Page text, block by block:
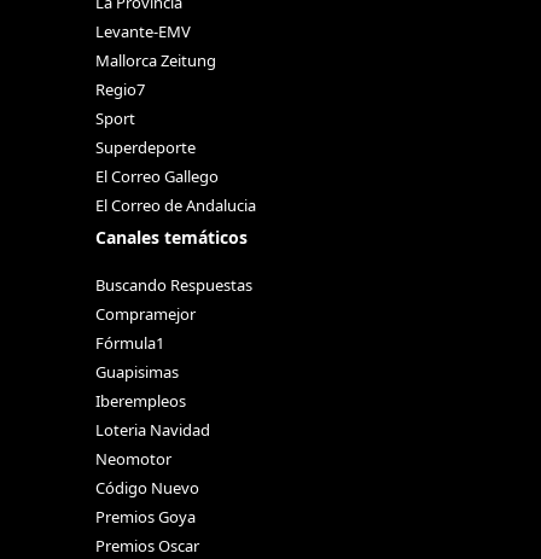
Levante-EMV
Mallorca Zeitung
Regio7
Sport
Superdeporte
El Correo Gallego
El Correo de Andalucia
Canales temáticos
Buscando Respuestas
Compramejor
Fórmula1
Guapisimas
Iberempleos
Loteria Navidad
Neomotor
Código Nuevo
Premios Goya
Premios Oscar